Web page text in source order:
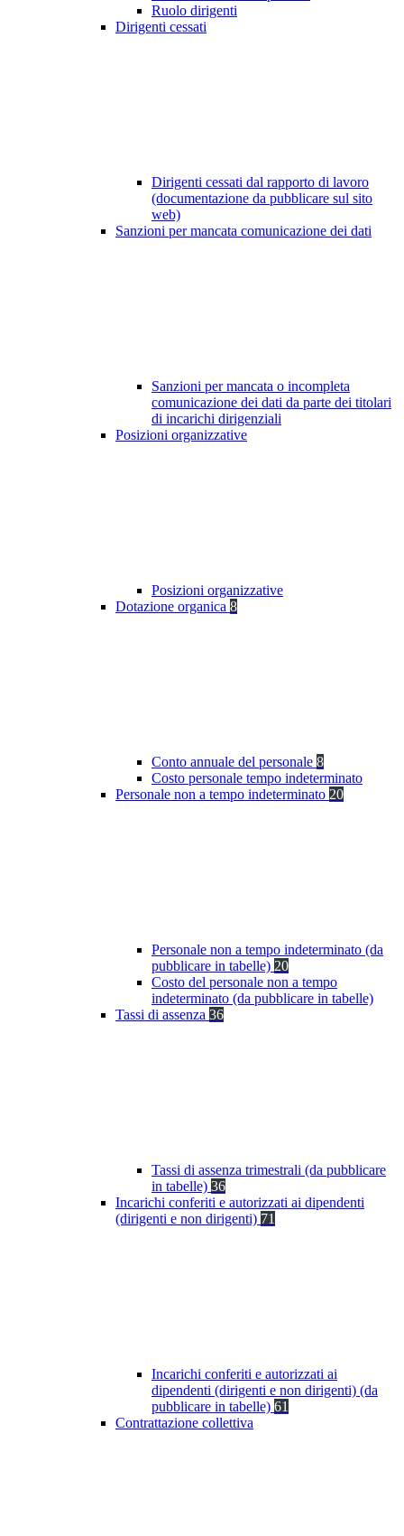
Ruolo dirigenti
Dirigenti cessati
Dirigenti cessati dal rapporto di lavoro
(documentazione da pubblicare sul sito
web)
Sanzioni per mancata comunicazione dei dati
Sanzioni per mancata o incompleta
comunicazione dei dati da parte dei titolari
di incarichi dirigenziali
Posizioni organizzative
Posizioni organizzative
Dotazione organica 8
Conto annuale del personale 8
Costo personale tempo indeterminato
Personale non a tempo indeterminato 20
Personale non a tempo indeterminato (da
pubblicare in tabelle) 20
Costo del personale non a tempo
indeterminato (da pubblicare in tabelle)
Tassi di assenza 36
Tassi di assenza trimestrali (da pubblicare
in tabelle) 36
Incarichi conferiti e autorizzati ai dipendenti
(dirigenti e non dirigenti) 71
Incarichi conferiti e autorizzati ai
dipendenti (dirigenti e non dirigenti) (da
pubblicare in tabelle) 61
Contrattazione collettiva